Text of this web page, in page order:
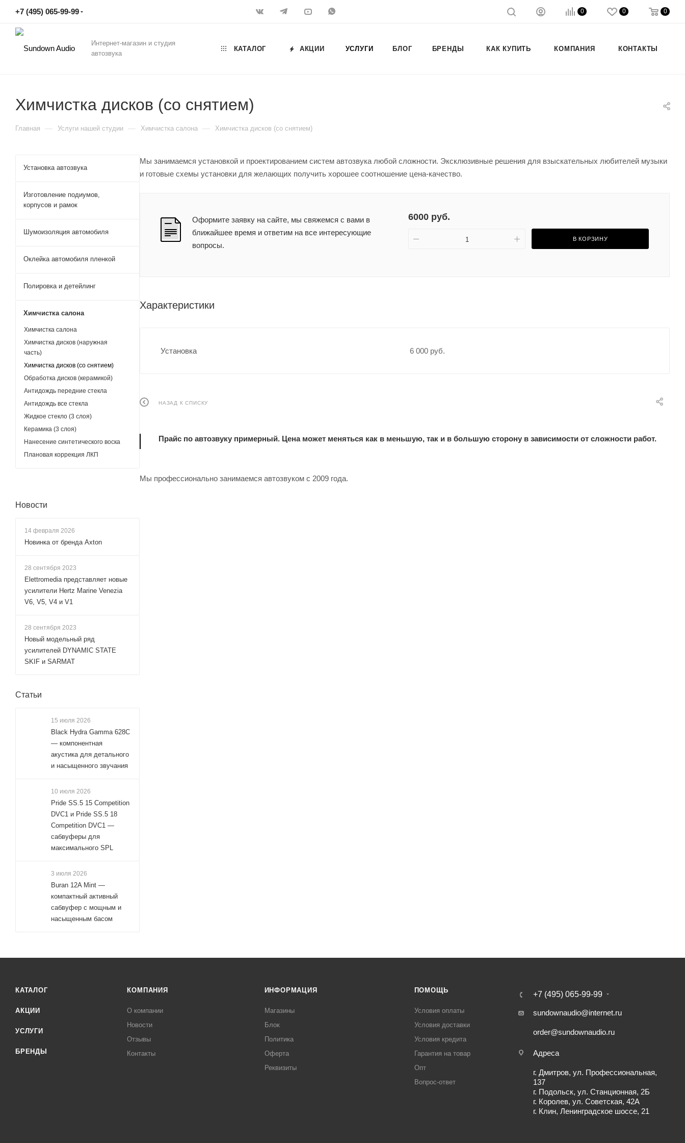
+7 (495) 065-99-99 0 0 0
Интернет-магазин и студия
автозвука
КАТАЛОГ АКЦИИ УСЛУГИ БЛОГ БРЕНДЫ КАК КУПИТЬ КОМПАНИЯ КОНТАКТЫ
Химчистка дисков (со снятием)
Главная — Услуги нашей студии — Химчистка салона — Химчистка дисков (со снятием)
Мы занимаемся установкой и проектированием систем автозвука любой сложности. Эксклюзивные решения для взыскательных любителей музыки
и готовые схемы установки для желающих получить хорошее соотношение цена-качество.
Оформите заявку на сайте, мы свяжемся с вами в
ближайшее время и ответим на все интересующие
вопросы.
6000 руб.
В КОРЗИНУ
Характеристики
Установка 6 000 руб.
НАЗАД К СПИСКУ
Прайс по автозвуку примерный. Цена может меняться как в меньшую, так и в большую сторону в зависимости от сложности работ.
Мы профессионально занимаемся автозвуком с 2009 года.
Установка автозвука
Изготовление подиумов,
корпусов и рамок
Шумоизоляция автомобиля
Оклейка автомобиля пленкой
Полировка и детейлинг
Химчистка салона
Химчистка салона
Химчистка дисков (наружная
часть)
Химчистка дисков (со снятием)
Обработка дисков (керамикой)
Антидождь передние стекла
Антидождь все стекла
Жидкое стекло (3 слоя)
Керамика (3 слоя)
Нанесение синтетического воска
Плановая коррекция ЛКП
Новости
14 февраля 2026
Новинка от бренда Axton
28 сентября 2023
Elettromedia представляет новые
усилители Hertz Marine Venezia
V6, V5, V4 и V1
28 сентября 2023
Новый модельный ряд
усилителей DYNAMIC STATE
SKIF и SARMAT
Статьи
15 июля 2026
Black Hydra Gamma 628C
— компонентная
акустика для детального
и насыщенного звучания
10 июля 2026
Pride SS.5 15 Competition
DVC1 и Pride SS.5 18
Competition DVC1 —
сабвуферы для
максимального SPL
3 июля 2026
Buran 12A Mint —
компактный активный
сабвуфер с мощным и
насыщенным басом
КАТАЛОГ
АКЦИИ
УСЛУГИ
БРЕНДЫ
КОМПАНИЯ
О компании
Новости
Отзывы
Контакты
ИНФОРМАЦИЯ
Магазины
Блок
Политика
Оферта
Реквизиты
ПОМОЩЬ
Условия оплаты
Условия доставки
Условия кредита
Гарантия на товар
Опт
Вопрос-ответ
+7 (495) 065-99-99
sundownaudio@internet.ru
order@sundownaudio.ru
Адреса
г. Дмитров, ул. Профессиональная,
137
г. Подольск, ул. Станционная, 2Б
г. Королев, ул. Советская, 42А
г. Клин, Ленинградское шоссе, 21